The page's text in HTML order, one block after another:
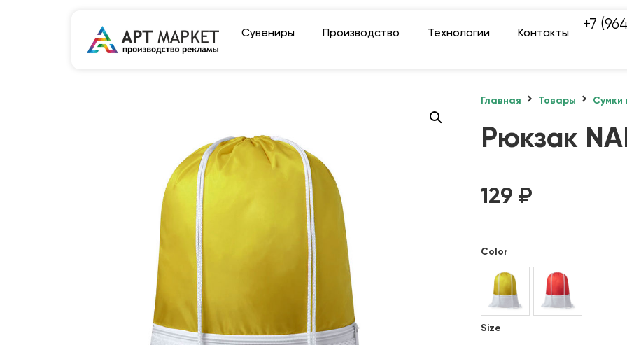
Сувениры Производство Технологии Контакты
+7
Главная Товары Сумки
Рюкзак
129 ₽
Color
Size